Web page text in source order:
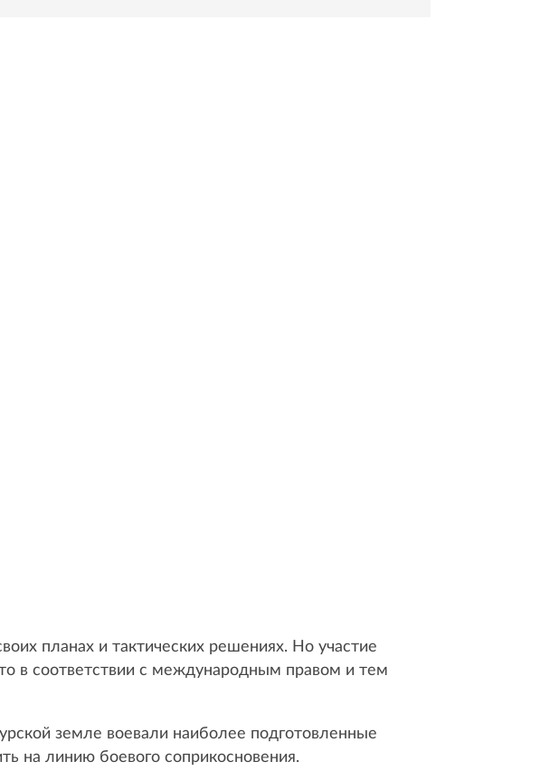
планах и тактических решениях. Но участие
в соответствии с международным правом и тем
земле воевали наиболее подготовленные
на линию боевого соприкосновения.